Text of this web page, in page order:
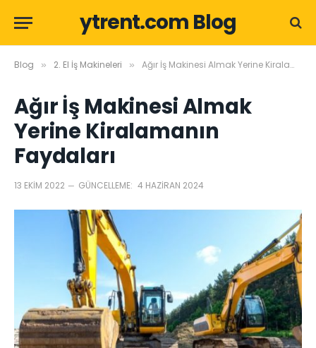
ytrent.com Blog
Blog » 2. El İş Makineleri » Ağır İş Makinesi Almak Yerine Kiralamanın Faydaları
Ağır İş Makinesi Almak
Yerine Kiralamanın
Faydaları
13 EKIM 2022 GÜNCELLEME: 4 HAZIRAN 2024